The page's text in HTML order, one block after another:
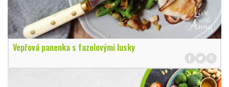
Vepřová panenka s fazolovými lusky